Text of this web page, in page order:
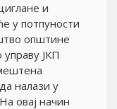
и
у потпуности
општине
управу ЈКП
налази у
овај начин